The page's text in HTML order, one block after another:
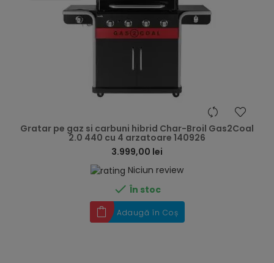
Gratar pe gaz si carbuni hibrid Char-Broil Gas2Coal
2.0 440 cu 4 arzatoare 140926
3.999,00 lei
Niciun review
 În stoc
Adaugă în Coș